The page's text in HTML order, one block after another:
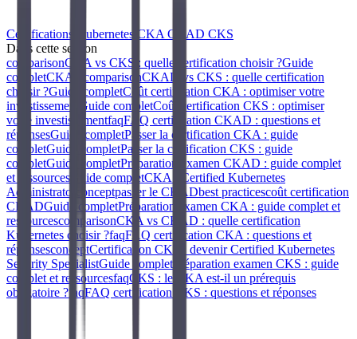
Certifications Kubernetes CKA CKAD CKS
Dans cette section
comparisonCKA vs CKS : quelle certification choisir ?Guide
completCKAD comparisonCKAD vs CKS : quelle certification
choisir ?Guide completCoût certification CKA : optimiser votre
investissement
Guide completCoût certification CKS : optimiser
votre investissementfaqFAQ certification CKAD : questions et
réponsesGuide completPasser la certification CKA : guide
completGuide completPasser la certification CKS : guide
completGuide completPréparation examen CKAD : guide complet
et ressources Guide completCKA : Certified Kubernetes
Administrator
conceptpasser le CKADbest practicescoût certification
CKADGuide completPréparation examen CKA : guide complet et
ressourcescomparisonCKA vs CKAD : quelle certification
Kubernetes choisir ?faqFAQ certification CKA : questions et
réponsesconceptCertification CKS : devenir Certified Kubernetes
Security SpecialistGuide complet Préparation examen CKS : guide
complet et ressourcesfaqCKS : le CKA est-il un prérequis
obligatoire ?faqFAQ certification CKS : questions et réponses